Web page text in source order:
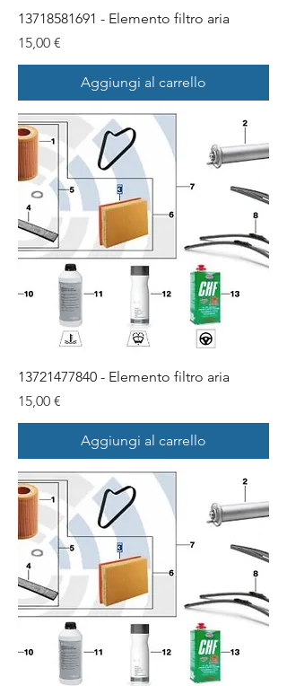
13718581691 - Elemento filtro aria
Prezzo
15,00 €
Aggiungi al carrello
13721477840 - Elemento filtro aria
Prezzo
15,00 €
Aggiungi al carrello